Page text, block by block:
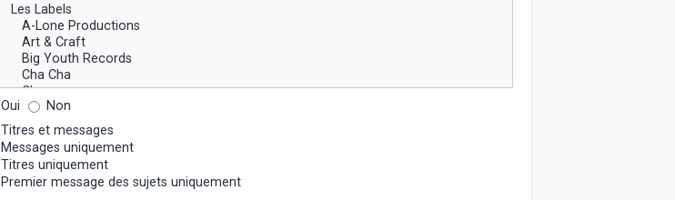
Oui
Non
Titres et messages
Messages uniquement
Titres uniquement
Premier message des sujets uniquement